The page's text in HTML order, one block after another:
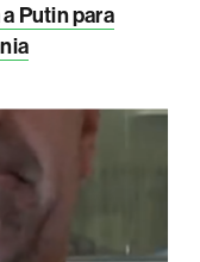
Putin para